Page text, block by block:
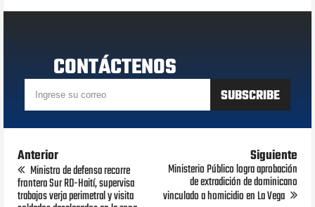
CONTÁCTENOS
Anterior
Ministro de defensa recorre
frontera Sur RD-Haití, supervisa
trabajos verja perimetral y visita
Siguiente
Ministerio Público logra aprobación
de extradición de dominicano
vinculado a homicidio en La Vega